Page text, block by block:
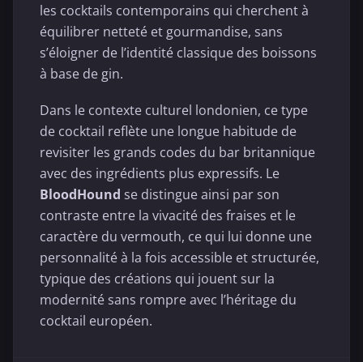
les cocktails contemporains qui cherchent à
équilibrer netteté et gourmandise, sans
s’éloigner de l’identité classique des boissons
à base de gin.
Dans le contexte culturel londonien, ce type
de cocktail reflète une longue habitude de
revisiter les grands codes du bar britannique
avec des ingrédients plus expressifs. Le
BloodHound se distingue ainsi par son
contraste entre la vivacité des fraises et le
caractère du vermouth, ce qui lui donne une
personnalité à la fois accessible et structurée,
typique des créations qui jouent sur la
modernité sans rompre avec l’héritage du
cocktail européen.